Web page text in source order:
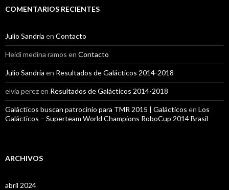
COMENTARIOS RECIENTES
Julio Sandria en Contacto
Heidi medina ramos en Contacto
Julio Sandria en Resultados de Galácticos 2014-2018
elvia perezen Resultados de Galácticos 2014-2018
Galácticos buscan patrocinio para TMR 2015 | Galácticos en Los
Galácticos – Superteam World Champions RoboCup 2014 Brasil
ARCHIVOS
abril 2024